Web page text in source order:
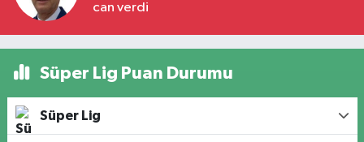
can verdi
Süper Lig Puan Durumu
Süper Lig